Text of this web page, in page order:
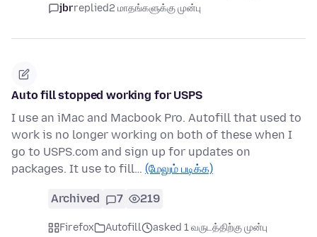
jbrreplied2 மாதங்களுக்கு முன்பு
Auto fill stopped working for USPS
I use an iMac and Macbook Pro. Autofill that used to
work is no longer working on both of these when I
go to USPS.com and sign up for updates on
packages. It use to fill… (மேலும் படிக்க)
Archived 7 219
Firefox Autofill
asked 1 வருடத்திற்கு முன்பு